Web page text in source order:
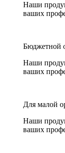
Наши
ваших
Бюджетной
Наши
ваших
Для малой
Наши
ваших